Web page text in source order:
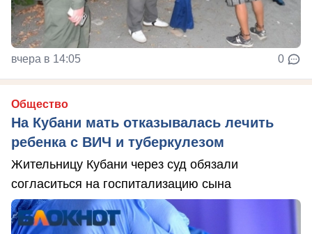
вчера в 14:05 0
Общество
На Кубани мать отказывалась лечить
ребенка с ВИЧ и туберкулезом
Жительницу Кубани через суд обязали
согласиться на госпитализацию сына